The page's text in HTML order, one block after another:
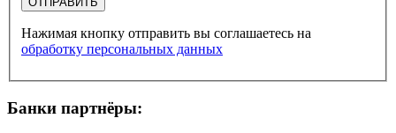
Нажимая кнопку отправить вы соглашаетесь на
обработку персональных данных
Банки партнёры: